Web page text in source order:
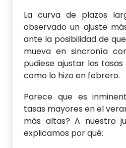
La curva de plazos
observado un ajuste
ante la posibilidad de
mueva en sincronía
pudiese ajustar las
como lo hizo en febrero.
Parece que es
tasas mayores en el
más altas? A nuestro
explicamos por qué: